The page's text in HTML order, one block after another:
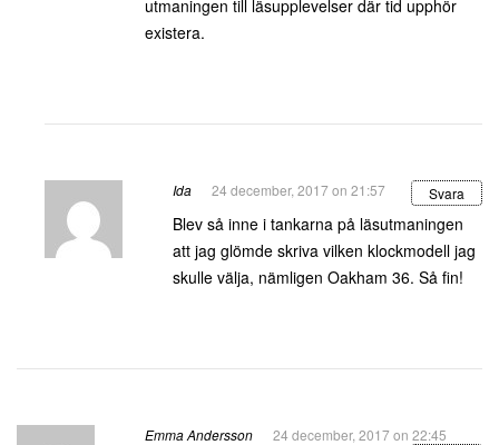
utmaningen till läsupplevelser där tid upphör
existera.
Ida 24 december, 2017 on 21:57 Svara
Blev så inne i tankarna på läsutmaningen
att jag glömde skriva vilken klockmodell jag
skulle välja, nämligen Oakham 36. Så fin!
Emma Andersson
24 december, 2017 on 22:45